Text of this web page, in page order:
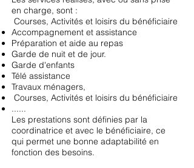
en charge, sont :
Courses, Activités et loisirs du bénéficiaire
Accompagnement et assistance
Préparation et aide au repas
Garde de nuit et de jour.
Garde d'enfants
Télé assistance
Travaux ménagers,
Courses, Activités et loisirs du bénéficiaire
......
Les prestations sont définies par la
coordinatrice et avec le bénéficiaire, ce
qui permet une bonne adaptabilité en
fonction des besoins.